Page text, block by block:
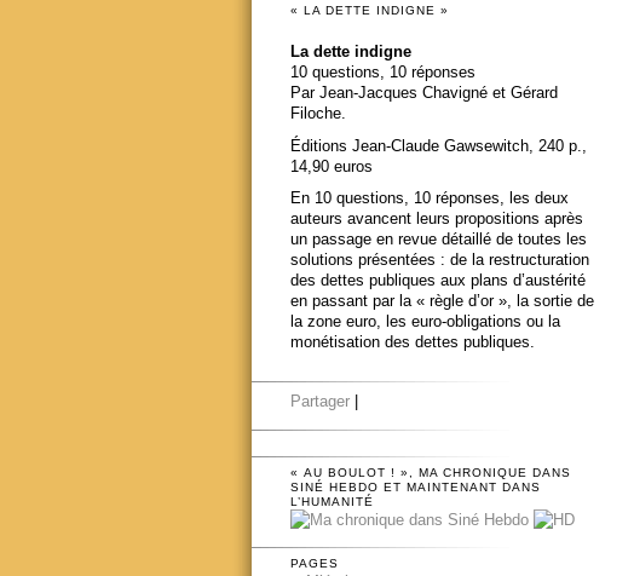
« LA DETTE INDIGNE »
La dette indigne
10 questions, 10 réponses
Par Jean-Jacques Chavigné et Gérard
Filoche.
Éditions Jean-Claude Gawsewitch, 240 p.,
14,90 euros
En 10 questions, 10 réponses, les deux
auteurs avancent leurs propositions après
un passage en revue détaillé de toutes les
solutions présentées : de la restructuration
des dettes publiques aux plans d’austérité
en passant par la « règle d’or », la sortie de
la zone euro, les euro-obligations ou la
monétisation des dettes publiques.
Partager
« AU BOULOT ! », MA CHRONIQUE DANS
SINÉ HEBDO ET MAINTENANT DANS
L’HUMANITÉ
PAGES